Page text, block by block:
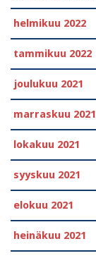
helmikuu 2022
tammikuu 2022
joulukuu 2021
marraskuu 2021
lokakuu 2021
syyskuu 2021
elokuu 2021
heinäkuu 2021